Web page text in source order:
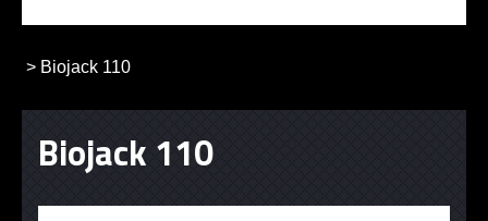
> Biojack 110
Biojack 110